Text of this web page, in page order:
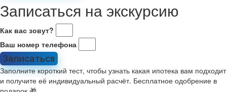
Записаться на экскурсию
Как вас зовут?
Ваш номер телефона
Записаться
Заполните короткий тест, чтобы узнать какая ипотека вам подходит
и получите её индивидуальный расчёт. Бесплатное одобрение в